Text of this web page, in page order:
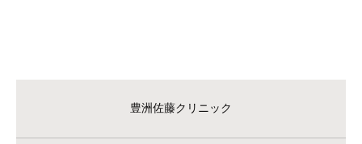
豊洲佐藤クリニック